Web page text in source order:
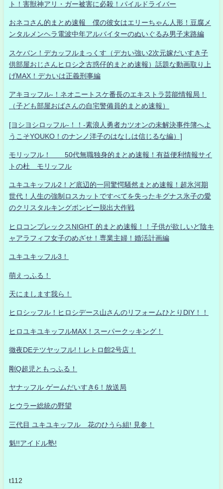
ト！害獣神アリ・ガー被害に必殺！パイルドライバー
おネコさん的まとめ速報 僕の彼女はエリーちゃん人形！豆腐メ
ンタルメンヘラ電波中年アルバイターのぬいぐるみ男子末路編
スケバン！デカッフルまっくす（デカい強い2次元嫁だいすき子
供部屋おじさんヒロシ之古惑仔的まとめ速報）話題な動画取り上
げMAX！デカいは正義刑事編
アキヨッフル-！ネオニートスケ番長のエキストラ芸能情報局！
（子ども部屋おばさんの自宅警備員的まとめ速報）
[ヨシヨシロッフル-！！-素浪人勇者カツオンの未解決事件簿へよ
うこそYOUKO！のナンノ洋子のはなしは信じるな編）]
モリッフル！ 50代無職独身的まとめ速報！有益便利情報サイ
トの杜 モリッフル
ユキユキッフル2！ど底辺的一同驚愕騒然まとめ速報！超氷河期
世代！人生の強制ロスカットですべてを失ったキグナス氷子の愛
のクリスタルキングボンビー脱出大作戦
ヒロコンプレックスNIGHT 的まとめ速報！！子供が欲しいど陰キ
ャアラフィフ女子のめざせ！専業主婦！婚活計画編
ユキユキッフル3！
萌えっふる！
天にまします我ら！
ヒロシッフル！ヒロシデース山さんのリフォームひとりDIY！！
ヒロユキユキッフルMAX！スーパークッキング！
徹夜DEテツヤッフル!！レトロ館2号店！
剛Q超児ともっふる！
ヤナッフル ゲームだいすき6！放送局
ヒウラー総統の野望
三代目 ユキユキッフル 花のひうら組! 見参！
魁!!アイドル塾!
t112